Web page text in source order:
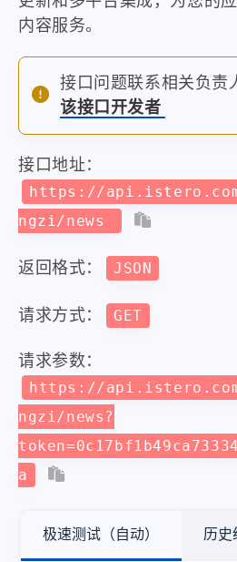
内容服务。
接口问题联系相关负责
该接口开发者
接口地址：
https://
ngzi/news
返回格式： JSON
请求方式： GET
请求参数：
https://
ngzi/news?
a
极速测试（自动） 历史